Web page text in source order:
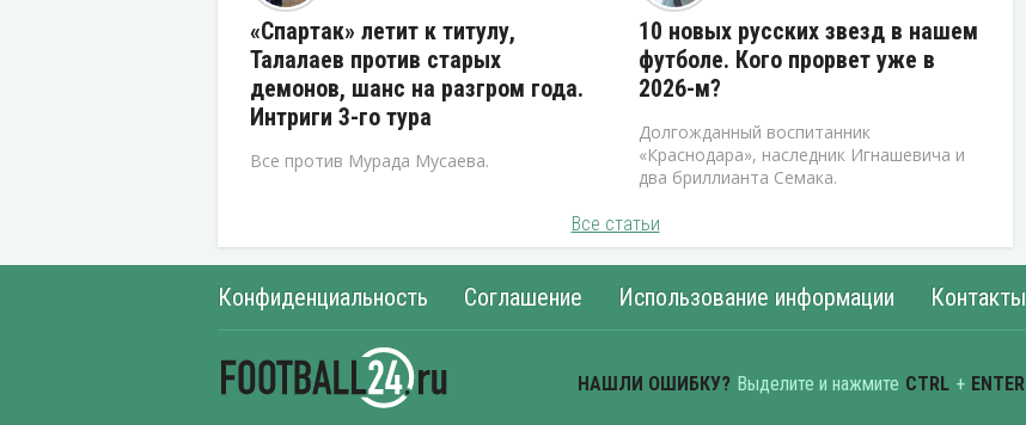
«Спартак» летит к титулу,
Талалаев против старых
демонов, шанс на разгром года.
Интриги 3-го тура
Все против Мурада Мусаева.
10 новых русских звезд в нашем
футболе. Кого прорвет уже в
2026-м?
Долгожданный воспитанник
«Краснодара», наследник Игнашевича и
два бриллианта Семака.
Все статьи
Конфиденциальность Соглашение Использование информации Контакты